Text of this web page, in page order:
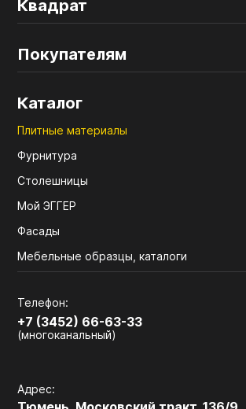
Квадрат
Покупателям
Каталог
Плитные материалы
Фурнитура
Столешницы
Мой ЭГГЕР
Фасады
Мебельные образцы, каталоги
Телефон:
+7 (3452) 66-63-33
(многоканальный)
Адрес: